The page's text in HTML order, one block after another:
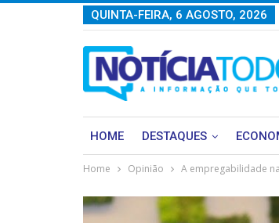
QUINTA-FEIRA, 6 AGOSTO, 2026
HOME DESTAQUES
Home Opinião A empregabilidade